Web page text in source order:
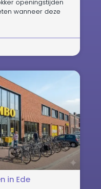
openingstijden
wanneer deze
in Ede